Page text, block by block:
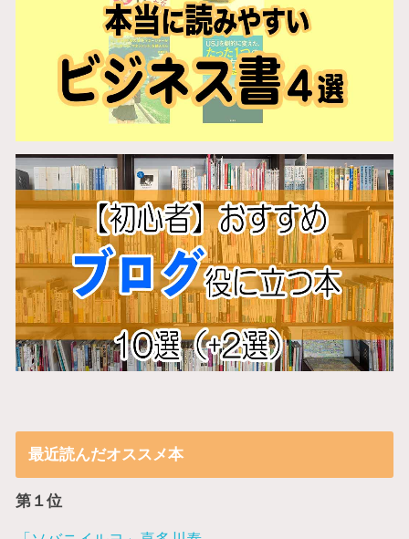
最近読んだオススメ本
第１位